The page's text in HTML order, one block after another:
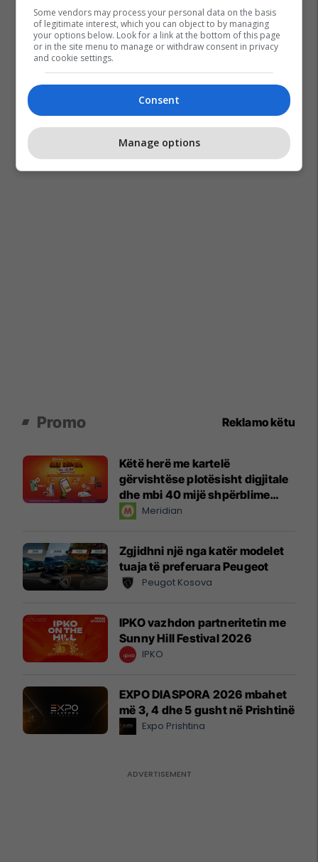
Promo Reklamo këtu
Këtë herë me kartelë
gërvishtëse plotësisht digjitale
dhe mbi 40 mijë shpërblime
instant!Meridian
Zgjidhni një nga katër modelet
tuaja të preferuara Peugeot
Peugot Kosova
IPKO vazhdon partneritetin me
Sunny Hill Festival 2026
IPKO
EXPO DIASPORA 2026 mbahet
më 3, 4 dhe 5 gusht në Prishtinë
Expo Prishtina
Some vendors may process your personal data on the basis
of legitimate interest, which you can object to by managing
your options below. Look for a link at the bottom of this page
or in the site menu to manage or withdraw consent in privacy
and cookie settings.
Consent
Manage options